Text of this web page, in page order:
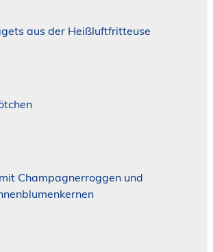
aus der Heißluftfritteuse
Champagnerroggen und